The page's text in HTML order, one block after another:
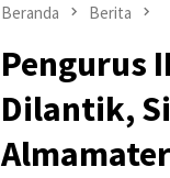
Beranda Berita
Pengurus
Dilantik,
Almamater